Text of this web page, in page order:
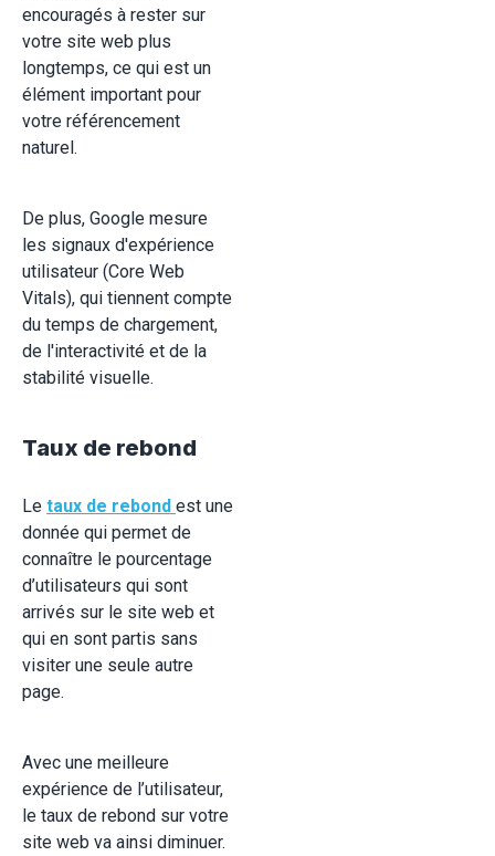
encouragés à rester sur
votre site web plus
longtemps, ce qui est un
élément important pour
votre référencement
naturel.
De plus, Google mesure
les signaux d'expérience
utilisateur (Core Web
Vitals), qui tiennent compte
du temps de chargement,
de l'interactivité et de la
stabilité visuelle.
Taux de rebond
Le taux de rebond est une
donnée qui permet de
connaître le pourcentage
d’utilisateurs qui sont
arrivés sur le site web et
qui en sont partis sans
visiter une seule autre
page.
Avec une meilleure
expérience de l’utilisateur,
le taux de rebond sur votre
site web va ainsi diminuer.